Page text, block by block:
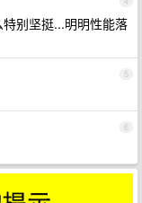
别坚挺...明明性能落
5
6